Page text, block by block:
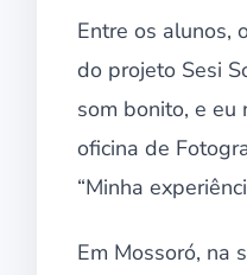
Entre os alunos,
do projeto Sesi
som bonito, e eu
oficina de
“Minha
Em Mossoró, na